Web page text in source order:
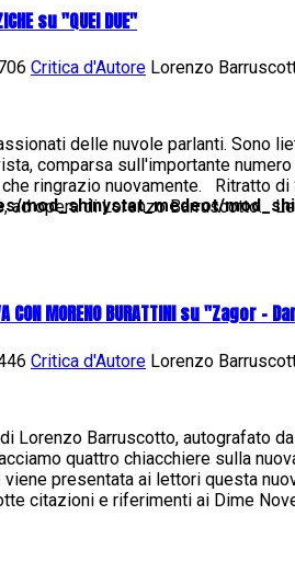
su "QUEI DUE"
Critica d'Autore Lorenzo
delle nuvole parlanti. Sono
comparsa sull'importante numero
ringrazio nuovamente. Ritratto
ad opera di Lorenzo Barruscotto.
CON MORENO BURATTINI su "Zagor -
Critica d'Autore Lorenzo
Lorenzo Barruscotto, autografato
quattro chiacchiere sulla
presentata ai lettori questa
citazioni e riferimenti ai Dime
mod_shinystat_medeot/